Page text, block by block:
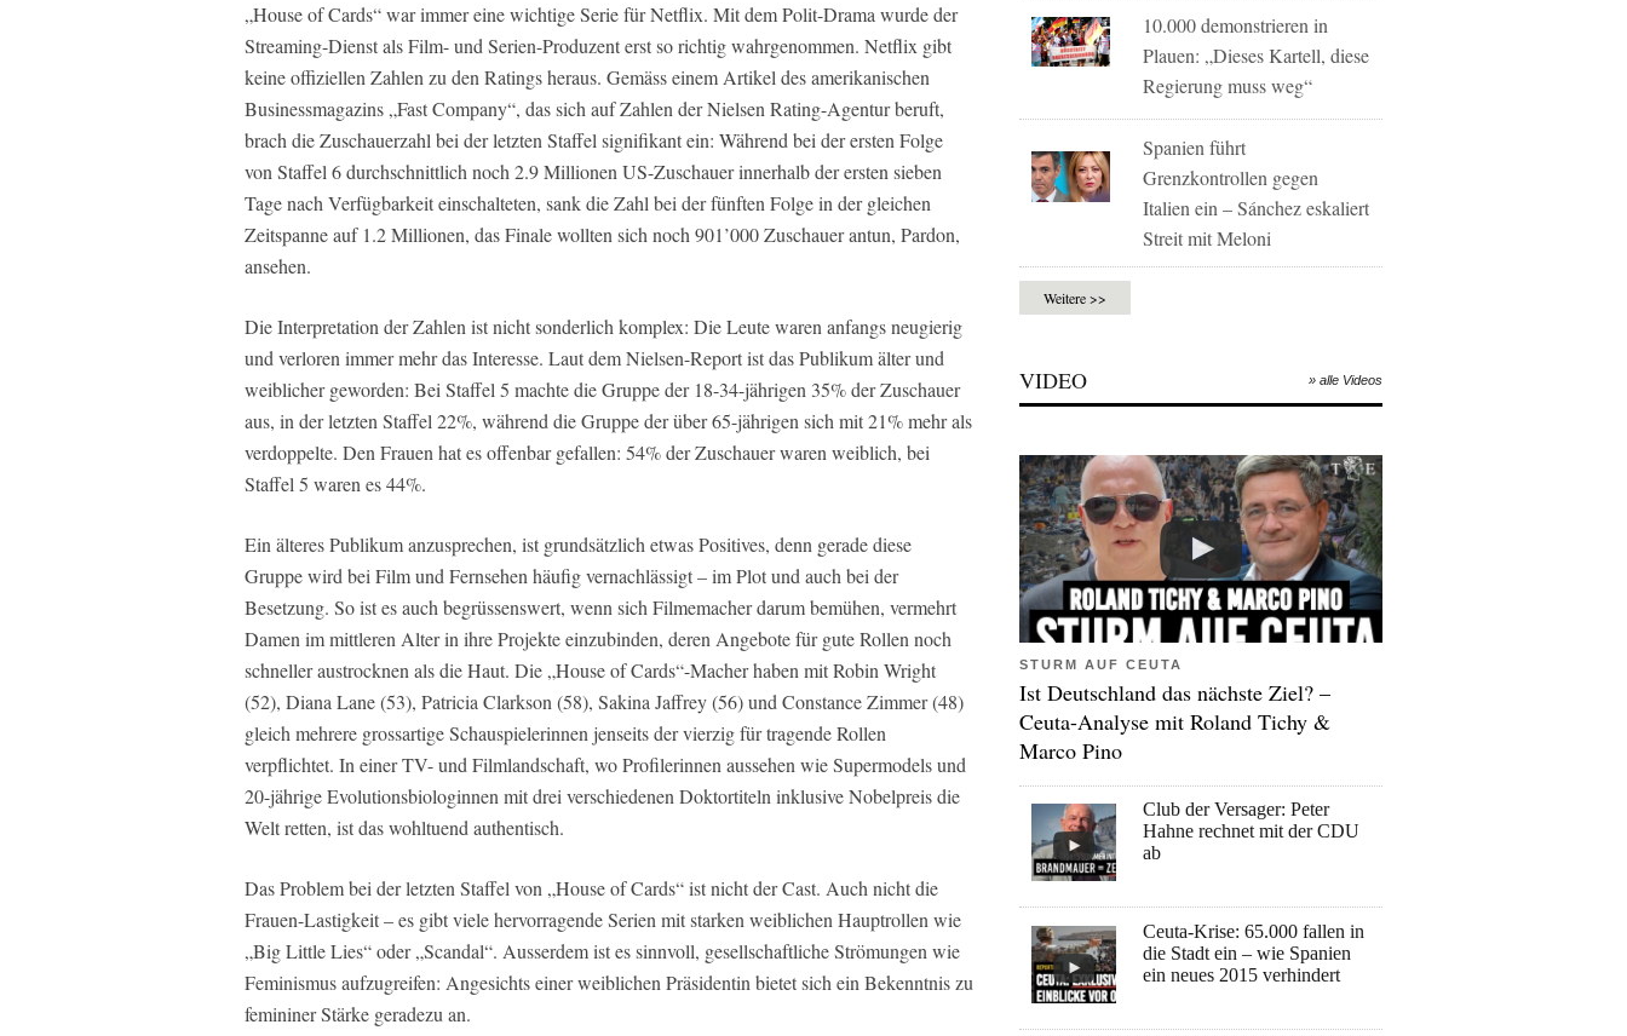
„House of Cards“ war immer eine wichtige Serie für Netflix. Mit dem Polit-Drama wurde der
Streaming-Dienst als Film- und Serien-Produzent erst so richtig wahrgenommen. Netflix gibt
keine offiziellen Zahlen zu den Ratings heraus. Gemäss einem Artikel des amerikanischen
Businessmagazins „Fast Company“, das sich auf Zahlen der Nielsen Rating-Agentur beruft,
brach die Zuschauerzahl bei der letzten Staffel signifikant ein: Während bei der ersten Folge
von Staffel 6 durchschnittlich noch 2.9 Millionen US-Zuschauer innerhalb der ersten sieben
Tage nach Verfügbarkeit einschalteten, sank die Zahl bei der fünften Folge in der gleichen
Zeitspanne auf 1.2 Millionen, das Finale wollten sich noch 901’000 Zuschauer antun, Pardon,
ansehen.
Die Interpretation der Zahlen ist nicht sonderlich komplex: Die Leute waren anfangs neugierig
und verloren immer mehr das Interesse. Laut dem Nielsen-Report ist das Publikum älter und
weiblicher geworden: Bei Staffel 5 machte die Gruppe der 18-34-jährigen 35% der Zuschauer
aus, in der letzten Staffel 22%, während die Gruppe der über 65-jährigen sich mit 21% mehr als
verdoppelte. Den Frauen hat es offenbar gefallen: 54% der Zuschauer waren weiblich, bei
Staffel 5 waren es 44%.
Ein älteres Publikum anzusprechen, ist grundsätzlich etwas Positives, denn gerade diese
Gruppe wird bei Film und Fernsehen häufig vernachlässigt – im Plot und auch bei der
Besetzung. So ist es auch begrüssenswert, wenn sich Filmemacher darum bemühen, vermehrt
Damen im mittleren Alter in ihre Projekte einzubinden, deren Angebote für gute Rollen noch
schneller austrocknen als die Haut. Die „House of Cards“-Macher haben mit Robin Wright
(52), Diana Lane (53), Patricia Clarkson (58), Sakina Jaffrey (56) und Constance Zimmer (48)
gleich mehrere grossartige Schauspielerinnen jenseits der vierzig für tragende Rollen
verpflichtet. In einer TV- und Filmlandschaft, wo Profilerinnen aussehen wie Supermodels und
20-jährige Evolutionsbiologinnen mit drei verschiedenen Doktortiteln inklusive Nobelpreis die
Welt retten, ist das wohltuend authentisch.
Das Problem bei der letzten Staffel von „House of Cards“ ist nicht der Cast. Auch nicht die
Frauen-Lastigkeit – es gibt viele hervorragende Serien mit starken weiblichen Hauptrollen wie
„Big Little Lies“ oder „Scandal“. Ausserdem ist es sinnvoll, gesellschaftliche Strömungen wie
Feminismus aufzugreifen: Angesichts einer weiblichen Präsidentin bietet sich ein Bekenntnis zu
femininer Stärke geradezu an.
10.000 demonstrieren in
Plauen: „Dieses Kartell, diese
Regierung muss weg“
Spanien führt
Grenzkontrollen gegen
Italien ein – Sánchez eskaliert
Streit mit Meloni
Weitere >>
VIDEO » alle Videos
STURM AUF CEUTA
Ist Deutschland das nächste Ziel? –
Ceuta-Analyse mit Roland Tichy &
Marco Pino
Club der Versager: Peter
Hahne rechnet mit der CDU
ab
Ceuta-Krise: 65.000 fallen in
die Stadt ein – wie Spanien
ein neues 2015 verhindert